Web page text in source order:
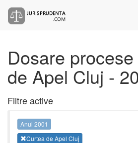
Dosare
de Apel Cluj -
Filtre active
Anul 2001
Curtea de Apel Cluj